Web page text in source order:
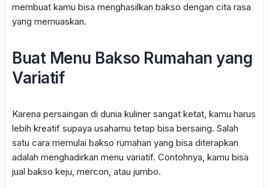
membuat kamu bisa menghasilkan bakso dengan cita rasa
yang memuaskan.
Buat Menu Bakso Rumahan yang
Variatif
Karena persaingan di dunia kuliner sangat ketat, kamu harus
lebih kreatif supaya usahamu tetap bisa bersaing. Salah
satu cara memulai bakso rumahan yang bisa diterapkan
adalah menghadirkan menu variatif. Contohnya, kamu bisa
jual bakso keju, mercon, atau jumbo.